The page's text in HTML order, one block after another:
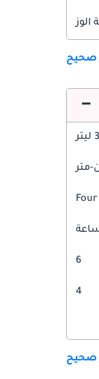
الوز
صحيح
6
4
صحيح